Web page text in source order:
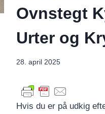
Ovnstegt
Urter og
28. april 2025
Hvis du er på udkig